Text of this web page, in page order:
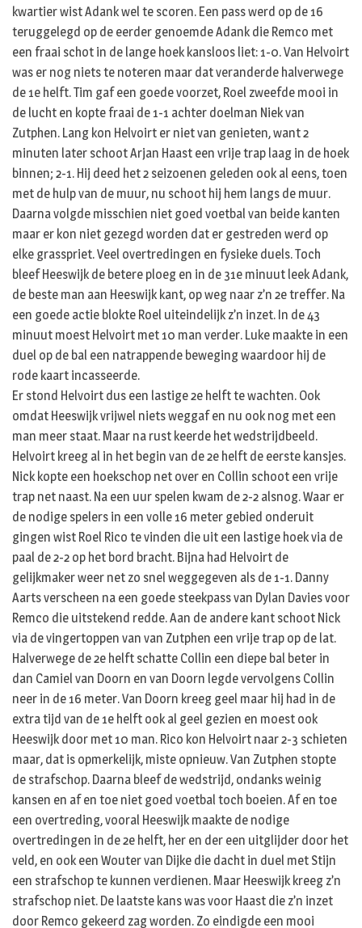
kwartier wist Adank wel te scoren. Een pass werd op de 16
teruggelegd op de eerder genoemde Adank die Remco met
een fraai schot in de lange hoek kansloos liet: 1-0. Van Helvoirt
was er nog niets te noteren maar dat veranderde halverwege
de 1e helft. Tim gaf een goede voorzet, Roel zweefde mooi in
de lucht en kopte fraai de 1-1 achter doelman Niek van
Zutphen. Lang kon Helvoirt er niet van genieten, want 2
minuten later schoot Arjan Haast een vrije trap laag in de hoek
binnen; 2-1. Hij deed het 2 seizoenen geleden ook al eens, toen
met de hulp van de muur, nu schoot hij hem langs de muur.
Daarna volgde misschien niet goed voetbal van beide kanten
maar er kon niet gezegd worden dat er gestreden werd op
elke grasspriet. Veel overtredingen en fysieke duels. Toch
bleef Heeswijk de betere ploeg en in de 31e minuut leek Adank,
de beste man aan Heeswijk kant, op weg naar z’n 2e treffer. Na
een goede actie blokte Roel uiteindelijk z’n inzet. In de 43
minuut moest Helvoirt met 10 man verder. Luke maakte in een
duel op de bal een natrappende beweging waardoor hij de
rode kaart incasseerde.
Er stond Helvoirt dus een lastige 2e helft te wachten. Ook
omdat Heeswijk vrijwel niets weggaf en nu ook nog met een
man meer staat. Maar na rust keerde het wedstrijdbeeld.
Helvoirt kreeg al in het begin van de 2e helft de eerste kansjes.
Nick kopte een hoekschop net over en Collin schoot een vrije
trap net naast. Na een uur spelen kwam de 2-2 alsnog. Waar er
de nodige spelers in een volle 16 meter gebied onderuit
gingen wist Roel Rico te vinden die uit een lastige hoek via de
paal de 2-2 op het bord bracht. Bijna had Helvoirt de
gelijkmaker weer net zo snel weggegeven als de 1-1. Danny
Aarts verscheen na een goede steekpass van Dylan Davies voor
Remco die uitstekend redde. Aan de andere kant schoot Nick
via de vingertoppen van van Zutphen een vrije trap op de lat.
Halverwege de 2e helft schatte Collin een diepe bal beter in
dan Camiel van Doorn en van Doorn legde vervolgens Collin
neer in de 16 meter. Van Doorn kreeg geel maar hij had in de
extra tijd van de 1e helft ook al geel gezien en moest ook
Heeswijk door met 10 man. Rico kon Helvoirt naar 2-3 schieten
maar, dat is opmerkelijk, miste opnieuw. Van Zutphen stopte
de strafschop. Daarna bleef de wedstrijd, ondanks weinig
kansen en af en toe niet goed voetbal toch boeien. Af en toe
een overtreding, vooral Heeswijk maakte de nodige
overtredingen in de 2e helft, her en der een uitglijder door het
veld, en ook een Wouter van Dijke die dacht in duel met Stijn
een strafschop te kunnen verdienen. Maar Heeswijk kreeg z’n
strafschop niet. De laatste kans was voor Haast die z’n inzet
door Remco gekeerd zag worden. Zo eindigde een mooi